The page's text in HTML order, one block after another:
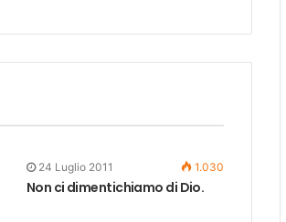
24 Luglio 2011 1.030
Non ci dimentichiamo di Dio.